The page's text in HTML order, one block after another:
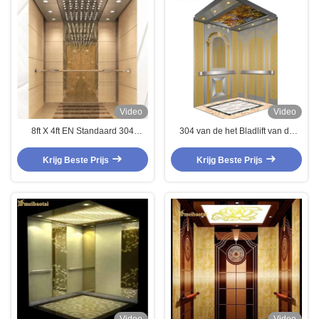
Video
8ft X 4ft EN Standaard 304
Film voor Liften
Krijg Beste Prijs
Video
304 van de het Bladlift van de
de Deurpatroon voor
Bureaubouw
Krijg Beste Prijs